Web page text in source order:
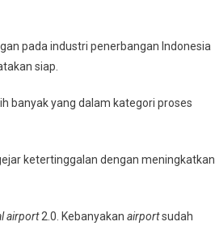
pada industri penerbangan Indonesia
siap.
banyak yang dalam kategori proses
ketertinggalan dengan meningkatkan
airport2.0. Kebanyakan airportsudah